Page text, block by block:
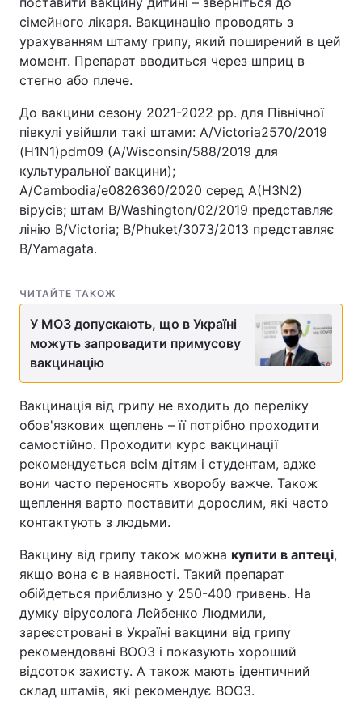
сімейного лікаря. Вакцинацію проводять з
урахуванням штаму грипу, який поширений в цей
момент. Препарат вводиться через шприц в
стегно або плече.
До вакцини сезону 2021-2022 рр. для Північної
півкулі увійшли такі штами: A/Victoria2570/2019
(H1N1)pdm09 (A/Wisconsin/588/2019 для
культуральної вакцини);
A/Cambodia/e0826360/2020 серед А(H3N2)
вірусів; штам B/Washington/02/2019 представляє
лінію B/Victoria; B/Phuket/3073/2013 представляє
B/Yamagata.
ЧИТАЙТЕ ТАКОЖ
У МОЗ допускають, що в Україні
можуть запровадити примусову
вакцинацію
Вакцинація від грипу не входить до переліку
обов'язкових щеплень – її потрібно проходити
самостійно. Проходити курс вакцинації
рекомендується всім дітям і студентам, адже
вони часто переносять хворобу важче. Також
щеплення варто поставити дорослим, які часто
контактують з людьми.
Вакцину від грипу також можна купити в аптеці,
якщо вона є в наявності. Такий препарат
обійдеться приблизно у 250-400 гривень. На
думку вірусолога Лейбенко Людмили,
зареєстровані в Україні вакцини від грипу
рекомендовані ВООЗ і показують хороший
відсоток захисту. А також мають ідентичний
склад штамів, які рекомендує ВООЗ.